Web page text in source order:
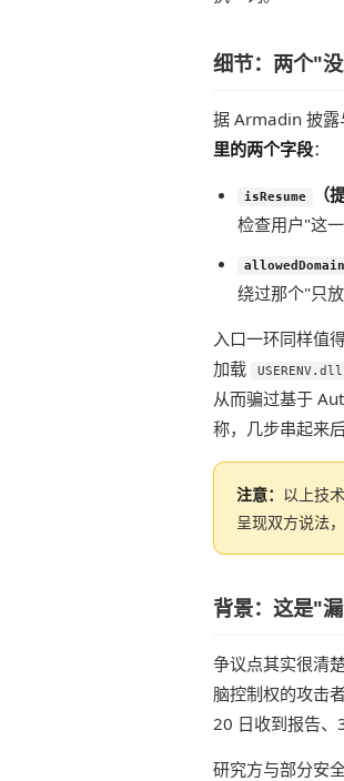
细节：两个"
据 Armadin 披露
里的两个字段：
isResume （
检查用户"这
绕过那个"只
入口一环同样值
加载
USERENV.dll
从而骗过基于
称，几步串起来
注意： 以上技
呈现双方说法
背景：这是"
争议点其实很清
脑控制权的攻击
20 日收到报告、
研究方与部分安